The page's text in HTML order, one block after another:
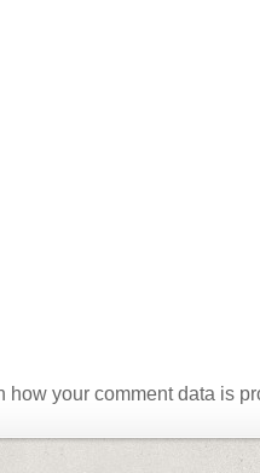
how your comment data is